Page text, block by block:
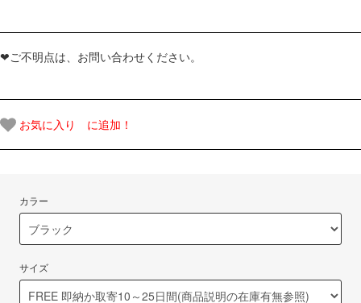
❤ご不明点は、お問い合わせください。
お気に入り に追加！
カラー
サイズ